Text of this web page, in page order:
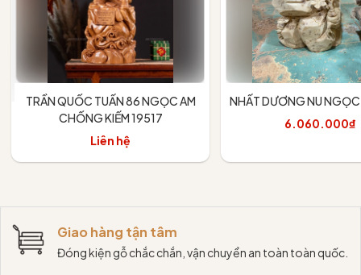
TRẦN QUỐC TUẤN 86 NGỌC AM
CHỐNG KIẾM 19517
Liên hệ
NHẤT DƯƠNG NU
6.060.000₫
Giao hàng tận tâm
Đóng kiện gỗ chắc chắn, vận chuyển an toàn toàn quốc.